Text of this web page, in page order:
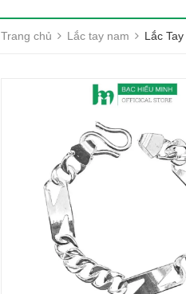
Trang chủ Lắc tay nam Lắc